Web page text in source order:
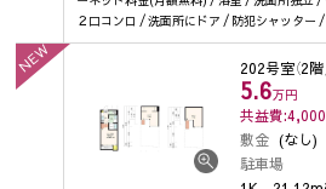
２口コンロ / 洗面所にドア / 防犯シャッター
NEW 202号室（2
5.6万円
共益費:4,000
敷金 (なし)
駐車場